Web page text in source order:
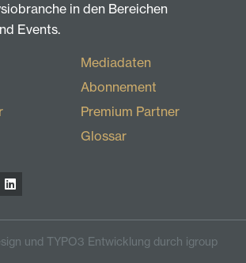
in den Bereichen
Events.
Mediadaten
Abonnement
Premium Partner
Glossar
und TYPO3 Entwicklung durch igroup